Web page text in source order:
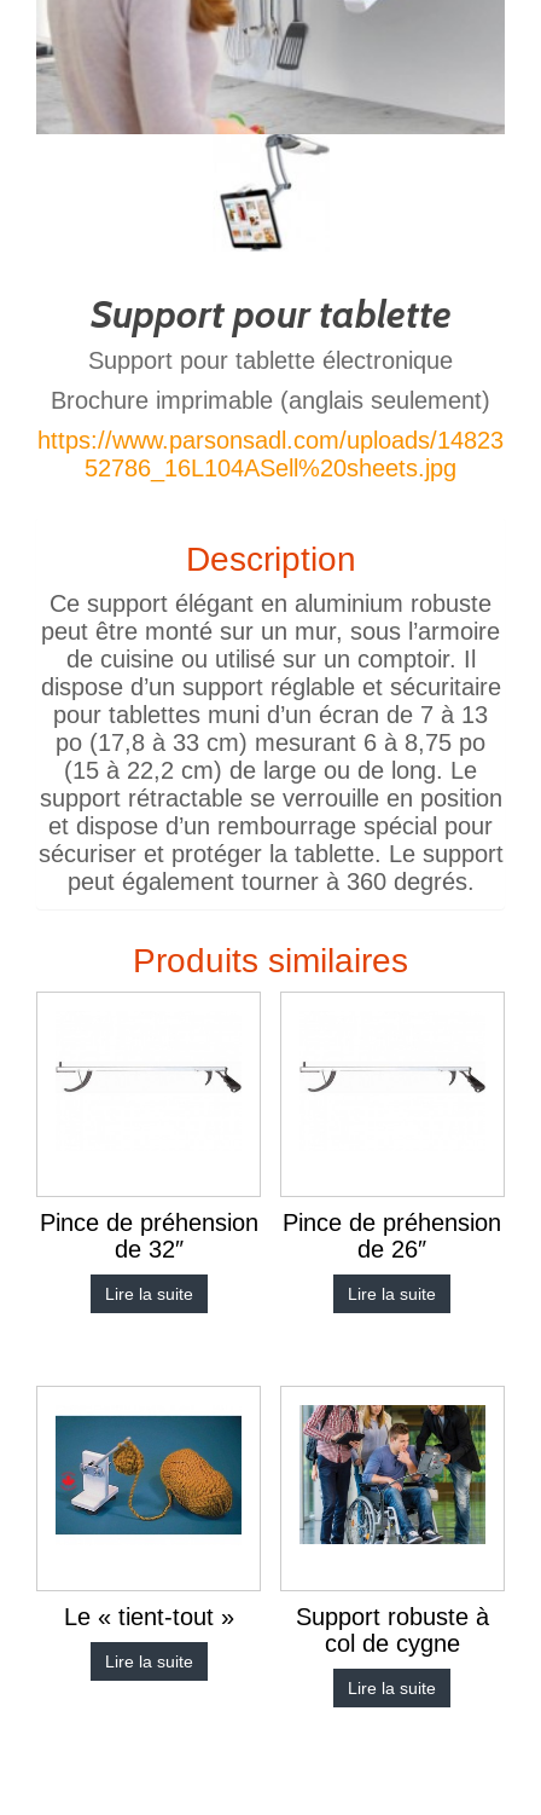
Support pour tablette
Support pour tablette électronique
Brochure imprimable (anglais seulement)
https://www.parsonsadl.com/uploads/14823
52786_16L104ASell%20sheets.jpg
Description
Ce support élégant en aluminium robuste
peut être monté sur un mur, sous l’armoire
de cuisine ou utilisé sur un comptoir. Il
dispose d’un support réglable et sécuritaire
pour tablettes muni d’un écran de 7 à 13
po (17,8 à 33 cm) mesurant 6 à 8,75 po
(15 à 22,2 cm) de large ou de long. Le
support rétractable se verrouille en position
et dispose d’un rembourrage spécial pour
sécuriser et protéger la tablette. Le support
peut également tourner à 360 degrés.
Produits similaires
Pince de préhension
de 32″
Lire la suite
Pince de préhension
de 26″
Lire la suite
Le « tient-tout »
Lire la suite
Support robuste à
col de cygne
Lire la suite